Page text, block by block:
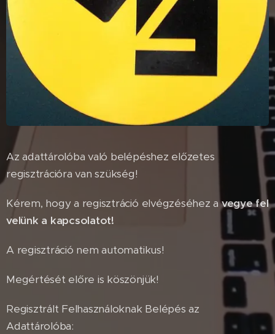
Az adattárolóba való belépéshez előzetes
regisztrációra van szükség!
Kérem, hogy a regisztráció elvégzéséhez avegye fel
velünk a kapcsolatot!
A regisztráció nem automatikus!
Megértését előre is köszönjük!
Regisztrált Felhasználoknak Belépés az
Adattárolóba: